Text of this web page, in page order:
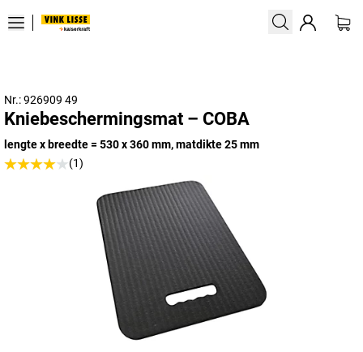
Nr.: 926909 49
Kniebeschermingsmat – COBA
lengte x breedte = 530 x 360 mm, matdikte 25 mm
(1)